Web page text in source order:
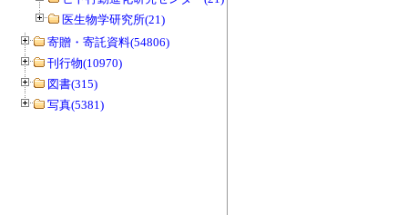
医生物学研究所(21)
寄贈・寄託資料(54806)
刊行物(10970)
図書(315)
写真(5381)